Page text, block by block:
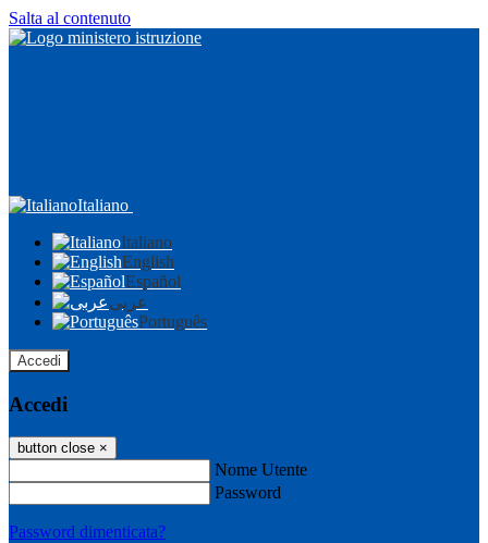
Salta al contenuto
Italiano
Italiano
English
Español
عربى
Português
Accedi
Accedi
button close ×
Nome Utente
Password
Password dimenticata?